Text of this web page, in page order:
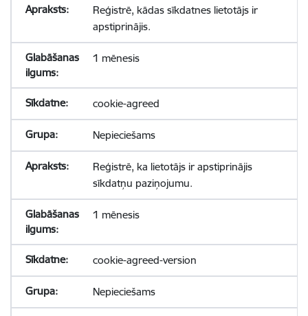
Reģistrē, kādas sīkdatnes lietotājs ir
apstiprinājis.
1 mēnesis
cookie-agreed
Nepieciešams
Reģistrē, ka lietotājs ir apstiprinājis
sīkdatņu paziņojumu.
1 mēnesis
cookie-agreed-version
Nepieciešams